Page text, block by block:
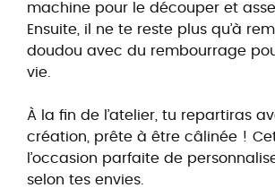
machine pour le découper et
Ensuite, il ne te reste plus qu’à
doudou avec du rembourrage
vie.
À la fin de l’atelier, tu repartiras
création, prête à être câlinée !
l’occasion parfaite de
selon tes envies.